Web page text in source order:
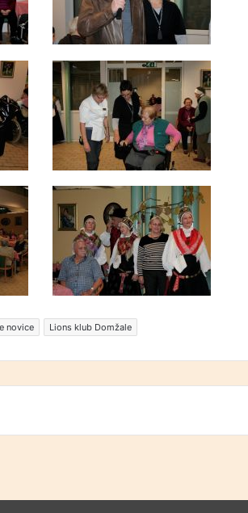
novice Lions klub Domžale